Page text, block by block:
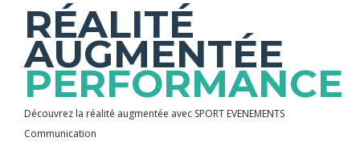
RÉALITÉ
AUGMENTÉE
PERFORMANCE
Découvrez la réalité augmentée avec SPORT EVENEMENTS
Communication